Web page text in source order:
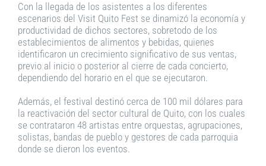
Con la llegada de los asistentes a los diferentes
escenarios del Visit Quito Fest se dinamizó la economía y
productividad de dichos sectores, sobretodo de los
establecimientos de alimentos y bebidas, quienes
identificaron un crecimiento significativo de sus ventas,
previo al inicio o posterior al cierre de cada concierto,
dependiendo del horario en el que se ejecutaron.
Además, el festival destinó cerca de 100 mil dólares para
la reactivación del sector cultural de Quito, con los cuales
se contrataron 48 artistas entre orquestas, agrupaciones,
solistas, bandas de pueblo y gestores de cada parroquia
donde se dieron los eventos.